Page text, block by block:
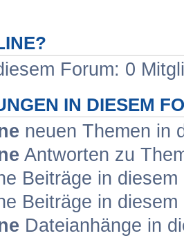
Forum: 0
IN DIESEM
neuen Themen in
Antworten zu
Beiträge in
Beiträge in
Dateianhänge in